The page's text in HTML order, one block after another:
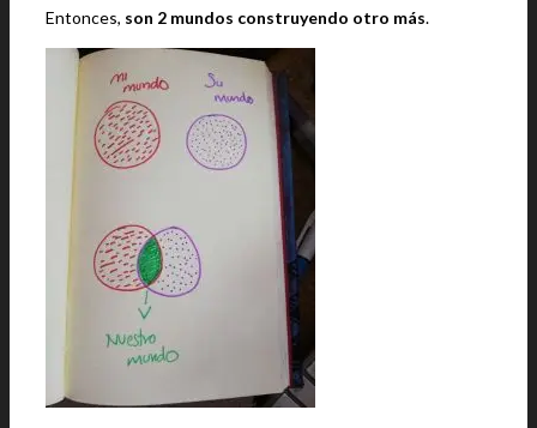
Entonces, son 2 mundos construyendo otro más.